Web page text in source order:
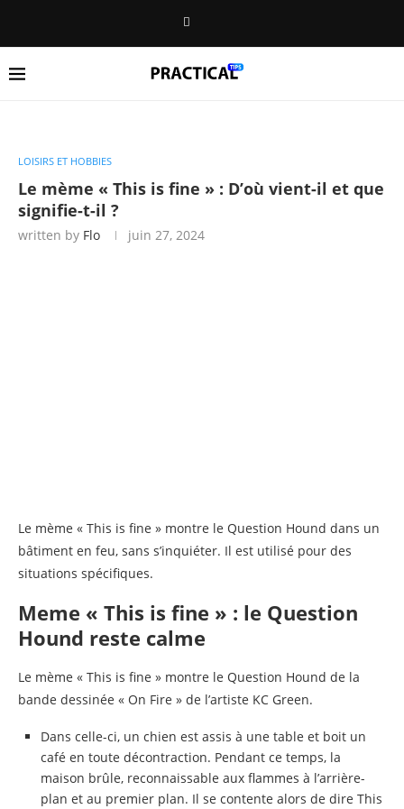
LOISIRS ET HOBBIES
Le mème « This is fine » : D’où vient-il et que
signifie-t-il ?
written by Flo juin 27, 2024
Le mème « This is fine » montre le Question Hound dans un
bâtiment en feu, sans s’inquiéter. Il est utilisé pour des
situations spécifiques.
Meme « This is fine » : le Question
Hound reste calme
Le mème « This is fine » montre le Question Hound de la
bande dessinée « On Fire » de l’artiste KC Green.
Dans celle-ci, un chien est assis à une table et boit un
café en toute décontraction. Pendant ce temps, la
maison brûle, reconnaissable aux flammes à l’arrière-
plan et au premier plan. Il se contente alors de dire This